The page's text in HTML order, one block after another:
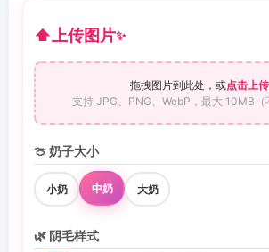
⬆ 上传图片✨
拖拽图片到此处，或点击上传
支持 JPG、PNG、WebP，最大 10MB（
🍈 奶子大小
小奶 中奶 大奶
🌿 阴毛样式